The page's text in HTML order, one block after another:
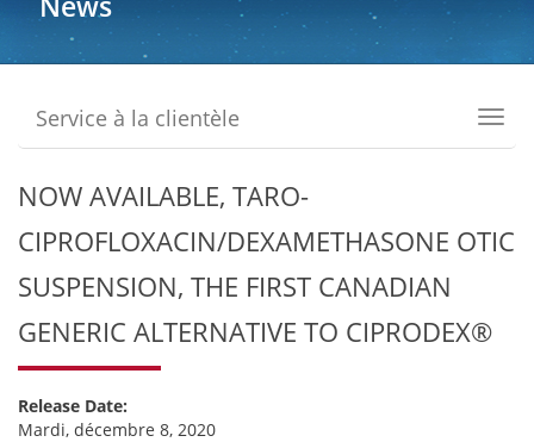
Service à la clientèle
NOW AVAILABLE, TARO-
CIPROFLOXACIN/DEXAMETHASONE OTIC
SUSPENSION, THE FIRST CANADIAN
GENERIC ALTERNATIVE TO CIPRODEX®
Release Date:
Mardi, décembre 8, 2020